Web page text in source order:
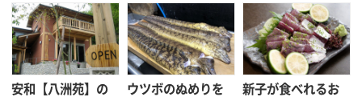
安和【八洲苑】の
ウツボのぬめりを
新子が食べれるお